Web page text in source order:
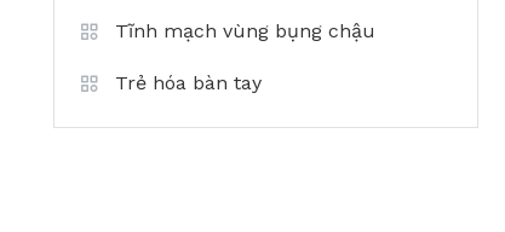
Tĩnh mạch vùng bụng chậu
Trẻ hóa bàn tay